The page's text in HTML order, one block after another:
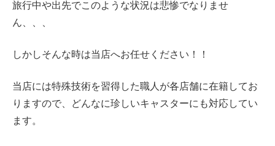
旅行中や出先でこのような状況は悲惨でなりませ
ん、、、
しかしそんな時は当店へお任せください！！
当店には特殊技術を習得した職人が各店舗に在籍してお
りますので、どんなに珍しいキャスターにも対応してい
ます。